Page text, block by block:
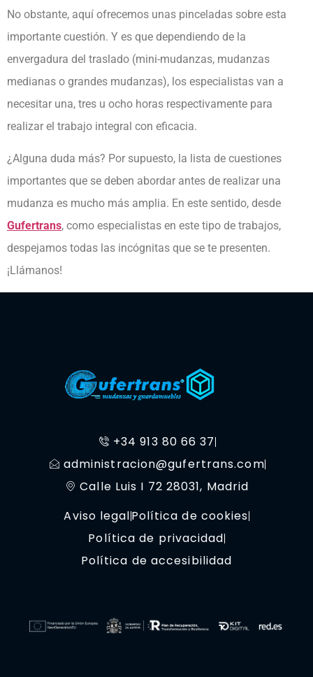
No obstante, aquí ofrecemos unas pinceladas sobre esta
importante cuestión. Y es que dependiendo de la
envergadura del traslado (mini-mudanzas, mudanzas
medianas o grandes mudanzas), los especialistas van a
necesitar una, tres u ocho horas respectivamente para
realizar el trabajo integral con eficacia.
¿Alguna duda más? Por supuesto, la lista de cuestiones
importantes que se deben abordar antes de realizar una
mudanza es mucho más amplia. En este sentido, desde
Gufertrans, como especialistas en este tipo de trabajos,
despejamos todas las incógnitas que se te presenten.
¡Llámanos!
+34 913 80 66 37
administracion@gufertrans.com
Calle Luis I 72 28031, Madrid
Aviso legalPolítica de cookies
Política de privacidad
Política de accesibilidad